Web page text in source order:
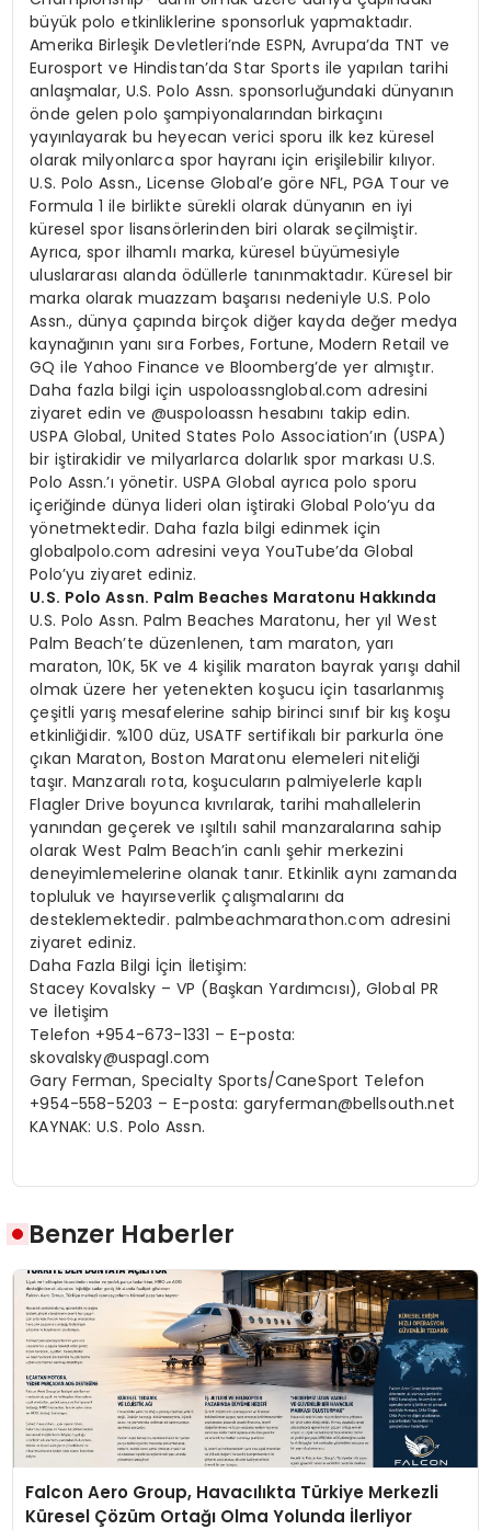
büyük polo etkinliklerine sponsorluk yapmaktadır.
Amerika Birleşik Devletleri’nde ESPN, Avrupa’da TNT ve
Eurosport ve Hindistan’da Star Sports ile yapılan tarihi
anlaşmalar, U.S. Polo Assn. sponsorluğundaki dünyanın
önde gelen polo şampiyonalarından birkaçını
yayınlayarak bu heyecan verici sporu ilk kez küresel
olarak milyonlarca spor hayranı için erişilebilir kılıyor.
U.S. Polo Assn., License Global’e göre NFL, PGA Tour ve
Formula 1 ile birlikte sürekli olarak dünyanın en iyi
küresel spor lisansörlerinden biri olarak seçilmiştir.
Ayrıca, spor ilhamlı marka, küresel büyümesiyle
uluslararası alanda ödüllerle tanınmaktadır. Küresel bir
marka olarak muazzam başarısı nedeniyle U.S. Polo
Assn., dünya çapında birçok diğer kayda değer medya
kaynağının yanı sıra Forbes, Fortune, Modern Retail ve
GQ ile Yahoo Finance ve Bloomberg’de yer almıştır.
Daha fazla bilgi için uspoloassnglobal.com adresini
ziyaret edin ve @uspoloassn hesabını takip edin.
USPA Global, United States Polo Association’ın (USPA)
bir iştirakidir ve milyarlarca dolarlık spor markası U.S.
Polo Assn.’ı yönetir. USPA Global ayrıca polo sporu
içeriğinde dünya lideri olan iştiraki Global Polo’yu da
yönetmektedir. Daha fazla bilgi edinmek için
globalpolo.com adresini veya YouTube’da Global
Polo’yu ziyaret ediniz.
U.S. Polo Assn. Palm Beaches Maratonu Hakkında
U.S. Polo Assn. Palm Beaches Maratonu, her yıl West
Palm Beach’te düzenlenen, tam maraton, yarı
maraton, 10K, 5K ve 4 kişilik maraton bayrak yarışı dahil
olmak üzere her yetenekten koşucu için tasarlanmış
çeşitli yarış mesafelerine sahip birinci sınıf bir kış koşu
etkinliğidir. %100 düz, USATF sertifikalı bir parkurla öne
çıkan Maraton, Boston Maratonu elemeleri niteliği
taşır. Manzaralı rota, koşucuların palmiyelerle kaplı
Flagler Drive boyunca kıvrılarak, tarihi mahallelerin
yanından geçerek ve ışıltılı sahil manzaralarına sahip
olarak West Palm Beach’in canlı şehir merkezini
deneyimlemelerine olanak tanır. Etkinlik aynı zamanda
topluluk ve hayırseverlik çalışmalarını da
desteklemektedir. palmbeachmarathon.com adresini
ziyaret ediniz.
Daha Fazla Bilgi İçin İletişim:
Stacey Kovalsky – VP (Başkan Yardımcısı), Global PR
ve İletişim
Telefon +954-673-1331 – E-posta:
skovalsky@uspagl.com
Gary Ferman, Specialty Sports/CaneSport Telefon
+954-558-5203 – E-posta:garyferman@bellsouth.net
KAYNAK: U.S. Polo Assn.
Benzer Haberler
Falcon Aero Group, Havacılıkta Türkiye Merkezli
Küresel Çözüm Ortağı Olma Yolunda İlerliyor